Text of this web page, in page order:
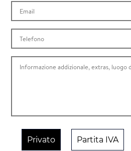
Privato Partita IVA